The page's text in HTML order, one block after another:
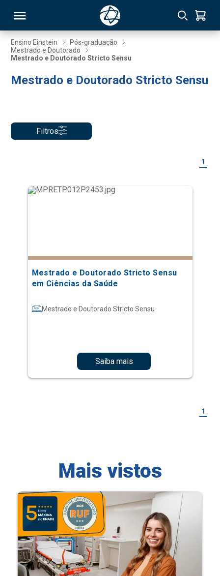
Ensino Einstein
Pós-graduação
Mestrado e Doutorado
Mestrado e Doutorado Stricto Sensu
Mestrado e Doutorado Stricto Sensu
Filtros
1
Mestrado e Doutorado Stricto Sensu
em Ciências da Saúde
Mestrado e Doutorado Stricto Sensu
Saiba mais
1
Mais vistos